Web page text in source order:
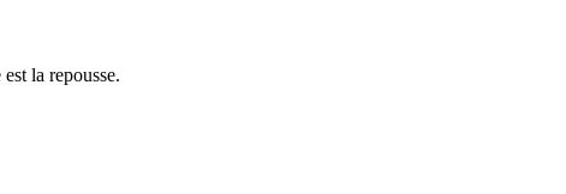
la repousse.